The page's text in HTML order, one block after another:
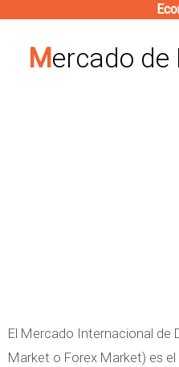
contenido
Mercado
El Mercado Internacional de
Market o Forex Market) es